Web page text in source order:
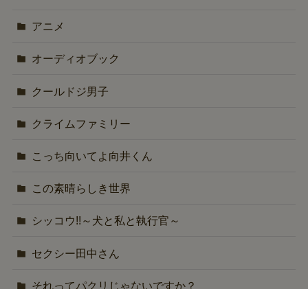
アニメ
オーディオブック
クールドジ男子
クライムファミリー
こっち向いてよ向井くん
この素晴らしき世界
シッコウ!!～犬と私と執行官～
セクシー田中さん
それってパクリじゃないですか？